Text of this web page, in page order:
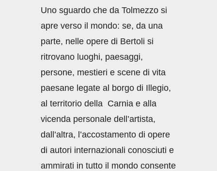
Uno sguardo che da Tolmezzo si
apre verso il mondo: se, da una
parte, nelle opere di Bertoli si
ritrovano luoghi, paesaggi,
persone, mestieri e scene di vita
paesane legate al borgo di Illegio,
al territorio della Carnia e alla
vicenda personale dell’artista,
dall’altra, l’accostamento di opere
di autori internazionali conosciuti e
ammirati in tutto il mondo consente